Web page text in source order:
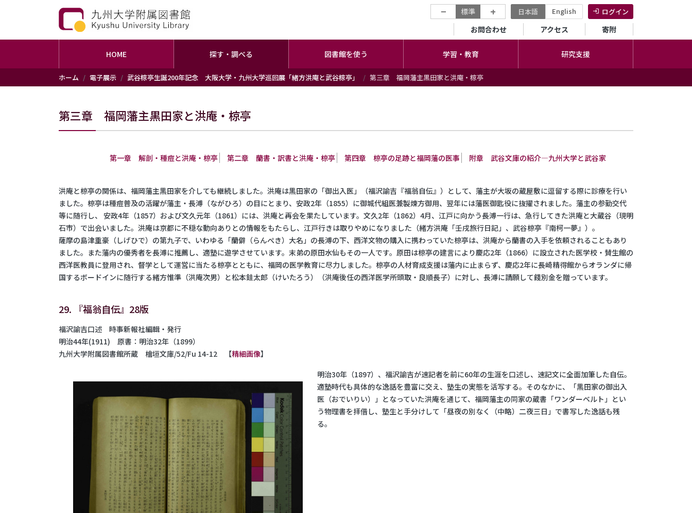
メインコンテンツに移動
− 標準 + 日本語 English ログイン
セカンダリーメニュー
お問合わせ アクセス 寄附
HOME 探す・調べる 図書館を使う 学習・教育 研究支援
ホーム 電子展示 武谷椋亭生誕200年記念 大阪大学・九州大学巡回展「緒方洪庵と武谷椋亭」 第三章 福岡藩主黒田家と洪庵・椋亭
第三章 福岡藩主黒田家と洪庵・椋亭
第一章 解剖・種痘と洪庵・椋亭 第二章 蘭書・訳書と洪庵・椋亭 第四章 椋亭の足跡と福岡藩の医事 附章 武谷文庫の紹介—九州大学と武谷家
洪庵と椋亭の関係は、福岡藩主黒田家を介しても継続しました。洪庵は黒田家の「御出入医」（福沢諭吉『福翁自伝』）として、藩主が大坂の蔵屋敷に逗留する際に診療を行い
ました。椋亭は種痘普及の活躍が藩主・長溥（ながひろ）の目にとまり、安政2年（1855）に御城代組医兼製煉方御用、翌年には藩医御匙役に抜擢されました。藩主の参勤交代
等に随行し、 安政4年（1857）および文久元年（1861）には、洪庵と再会を果たしています。文久2年（1862）4月、江戸に向かう長溥一行は、急行してきた洪庵と大蔵谷（現明
石市）で出会いました。洪庵は京都に不穏な動向ありとの情報をもたらし、江戸行きは取りやめになりました（緒方洪庵「壬戌旅行日記」、武谷椋亭『南柯一夢』）。
薩摩の島津重豪（しげひで）の第九子で、いわゆる「蘭僻（らんぺき）大名」の長溥の下、西洋文物の購入に携わっていた椋亭は、洪庵から蘭書の入手を依頼されることもあり
ました。また藩内の優秀者を長溥に推薦し、適塾に遊学させています。末弟の原田水仙もその一人です。原田は椋亭の建言により慶応2年（1866）に設立された医学校・賛生館の
西洋医教員に登用され、督学として運営に当たる椋亭とともに、福岡の医学教育に尽力しました。椋亭の人材育成支援は藩内に止まらず、慶応2年に長崎精得館からオランダに帰
国するボードインに随行する緒方惟準（洪庵次男）と松本銈太郎（けいたろう）（洪庵後任の西洋医学所頭取・良順長子）に対し、長溥に請願して餞別金を贈っています。
29. 『福翁自伝』28版
福沢諭吉口述 時事新報社編輯・発行
明治44年(1911) 原書：明治32年（1899）
九州大学附属図書館所蔵 檜垣文庫/52/Fu 14-12 【精細画像】
明治30年（1897）、福沢諭吉が速記者を前に60年の生涯を口述し、速記文に全面加筆した自伝。
適塾時代も具体的な逸話を豊富に交え、塾生の実態を活写する。そのなかに、「黒田家の御出入
医（おでいりい）」となっていた洪庵を通じて、福岡藩主の同家の蔵書「ワンダーベルト」とい
う物理書を拝借し、塾生と手分けして「昼夜の別なく（中略）二夜三日」で書写した逸話も残
る。